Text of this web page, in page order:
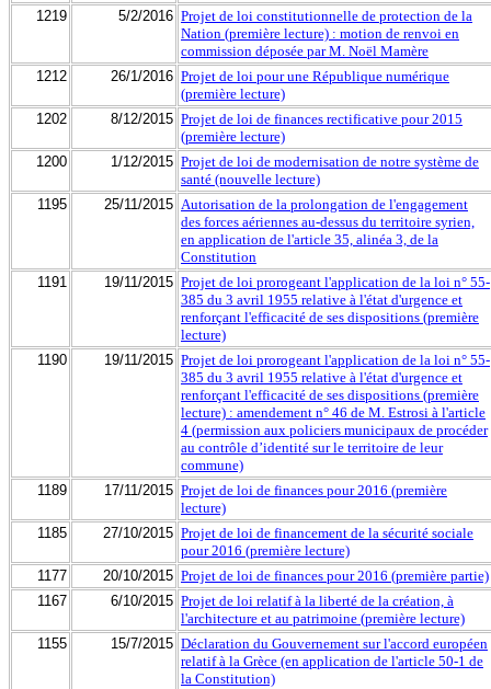
1219
5/2/2016 Projet de loi constitutionnelle de protection de la
Nation (première lecture) : motion de renvoi en
commission déposée par M. Noël Mamère
1212
26/1/2016 Projet de loi pour une République numérique
(première lecture)
1202
8/12/2015 Projet de loi de finances rectificative pour 2015
(première lecture)
1200
1/12/2015 Projet de loi de modernisation de notre système de
santé (nouvelle lecture)
1195
25/11/2015 Autorisation de la prolongation de l'engagement
des forces aériennes au-dessus du territoire syrien,
en application de l'article 35, alinéa 3, de la
Constitution
1191
19/11/2015 Projet de loi prorogeant l'application de la loi n° 55-
385 du 3 avril 1955 relative à l'état d'urgence et
renforçant l'efficacité de ses dispositions (première
lecture)
1190
19/11/2015 Projet de loi prorogeant l'application de la loi n° 55-
385 du 3 avril 1955 relative à l'état d'urgence et
renforçant l'efficacité de ses dispositions (première
lecture) : amendement n° 46 de M. Estrosi à l'article
4 (permission aux policiers municipaux de procéder
au contrôle d’identité sur le territoire de leur
commune)
1189
17/11/2015 Projet de loi de finances pour 2016 (première
lecture)
1185
27/10/2015 Projet de loi de financement de la sécurité sociale
pour 2016 (première lecture)
1177
20/10/2015 Projet de loi de finances pour 2016 (première partie)
1167
6/10/2015 Projet de loi relatif à la liberté de la création, à
l'architecture et au patrimoine (première lecture)
1155
15/7/2015 Déclaration du Gouvernement sur l'accord européen
relatif à la Grèce (en application de l'article 50-1 de
la Constitution)